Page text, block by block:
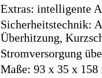
Extras: intelligente
Sicherheitstechnik:
Überhitzung,
Stromversorgung
Maße: 93 x 35 x